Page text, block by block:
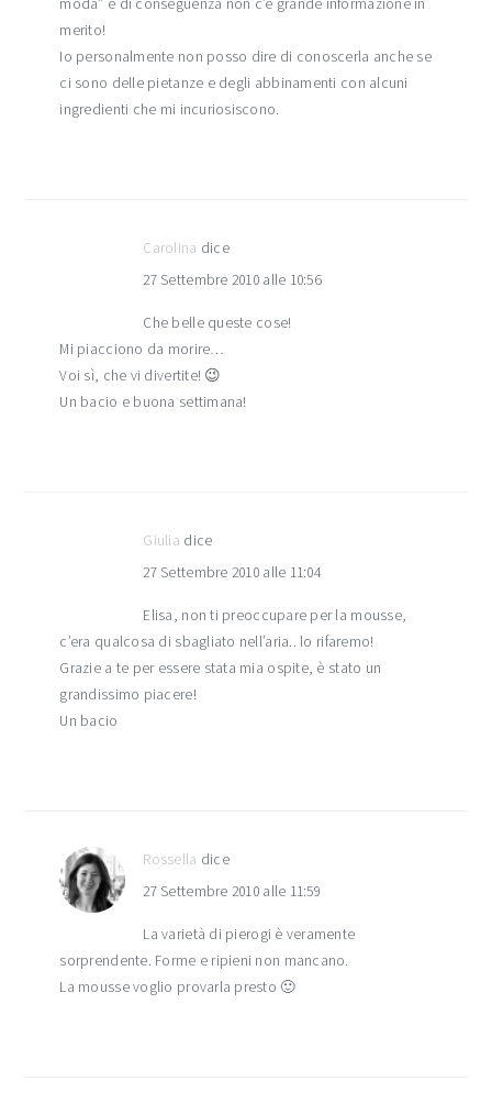
moda” e di conseguenza non c’è grande informazione in
merito!
Io personalmente non posso dire di conoscerla anche se
ci sono delle pietanze e degli abbinamenti con alcuni
ingredienti che mi incuriosiscono.
Carolina dice
27 Settembre 2010 alle 10:56
Che belle queste cose!
Mi piacciono da morire…
Voi sì, che vi divertite! 😉
Un bacio e buona settimana!
Giulia dice
27 Settembre 2010 alle 11:04
Elisa, non ti preoccupare per la mousse,
c’era qualcosa di sbagliato nell’aria.. lo rifaremo!
Grazie a te per essere stata mia ospite, è stato un
grandissimo piacere!
Un bacio
Rossella dice
27 Settembre 2010 alle 11:59
La varietà di pierogi è veramente
sorprendente. Forme e ripieni non mancano.
La mousse voglio provarla presto 🙂